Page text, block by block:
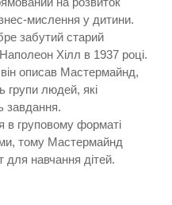
мислення у дитини.
забутий старий
Хілл в 1937 році.
він описав Мастермайнд,
групи людей, які
завдання.
в груповому форматі
тому Мастермайнд
для навчання дітей.